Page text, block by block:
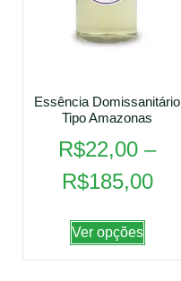
Essência Domissanitário
Tipo Amazonas
R$22,00 –
R$185,00
Ver opções